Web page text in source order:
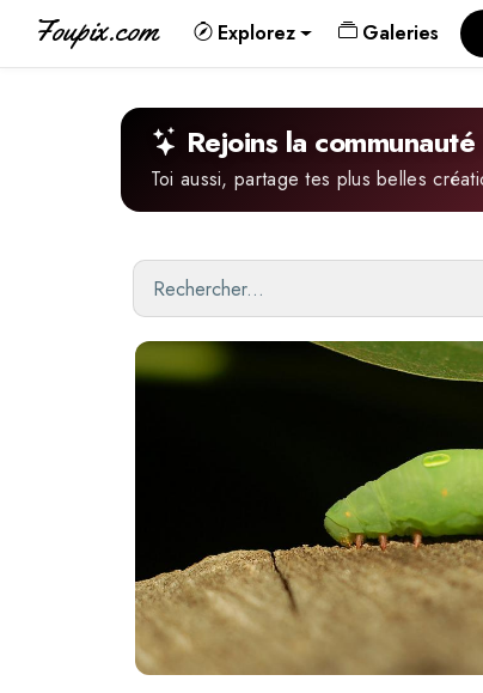
Foupix.com Explorez Galeries
Rejoins la
Toi aussi, partage tes plus belles